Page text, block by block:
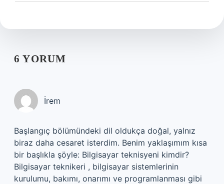
6 YORUM
İrem
Başlangıç bölümündeki dil oldukça doğal, yalnız
biraz daha cesaret isterdim. Benim yaklaşımım kısa
bir başlıkla şöyle: Bilgisayar teknisyeni kimdir?
Bilgisayar teknikeri , bilgisayar sistemlerinin
kurulumu, bakımı, onarımı ve programlanması gibi